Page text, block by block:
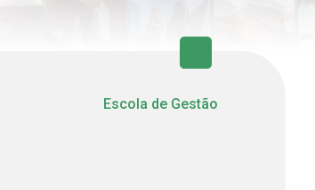
Escola de Gestão